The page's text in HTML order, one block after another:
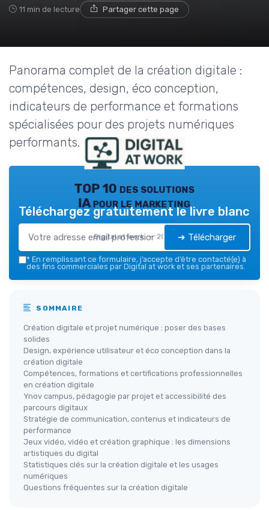
11 min de lecture Partager cette page
Panorama complet de la création digitale :
compétences, design, éco conception,
indicateurs de performance et formations
spécialisées pour des projets numériques
performants.
TOP 10 des solutions
IA pour le marketing
Digital at work — 2026
Téléchargez gratuitement le livre blanc
➔ Télécharger
* En remplissant ce formulaire, j’accepte d’être contacté(e) à
des fins commerciales par Digital at work et ses partenaires.
SOMMAIRE
Création digitale et projet numérique : poser des bases
solides
Design, expérience utilisateur et éco conception dans la
création digitale
Compétences, formations et certifications professionnelles
en création digitale
Ynov campus, pédagogie par projet et accessibilité des
parcours digitaux
Stratégie de communication, contenus et indicateurs de
performance
Jeux vidéo, vidéo et création graphique : les dimensions
artistiques du digital
Statistiques clés sur la création digitale et les usages
numériques
Questions fréquentes sur la création digitale